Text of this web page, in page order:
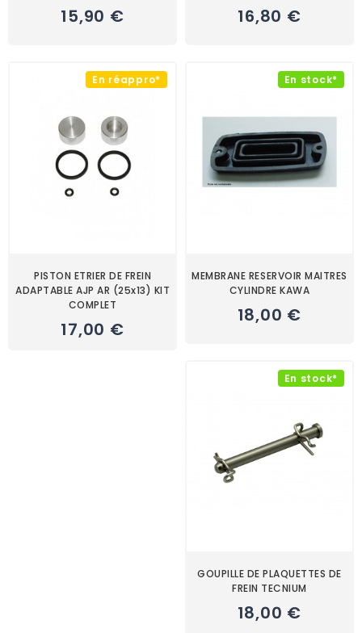
15,90 € 16,80 €
En réappro*
PISTON ETRIER DE FREIN
ADAPTABLE AJP AR (25x13) KIT
COMPLET
17,00 €
En stock*
MEMBRANE RESERVOIR MAITRES
CYLINDRE KAWA
18,00 €
En stock*
GOUPILLE DE PLAQUETTES DE
FREIN TECNIUM
18,00 €